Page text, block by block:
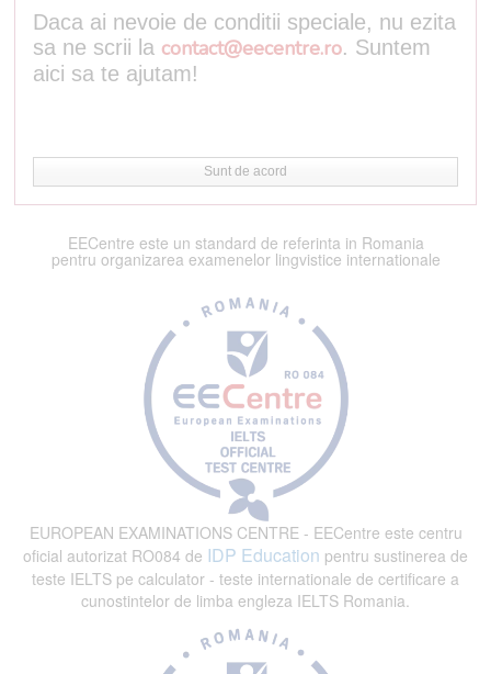
Daca ai nevoie de conditii speciale, nu ezita
sa ne scrii la contact@eecentre.ro. Suntem
aici sa te ajutam!
Sunt de acord
EECentre este un standard de referinta in Romania
pentru organizarea examenelor lingvistice internationale
EUROPEAN EXAMINATIONS CENTRE - EECentre este centru
oficial autorizat RO084 de IDP Education pentru sustinerea de
teste IELTS pe calculator - teste internationale de certificare a
cunostintelor de limba engleza IELTS Romania.